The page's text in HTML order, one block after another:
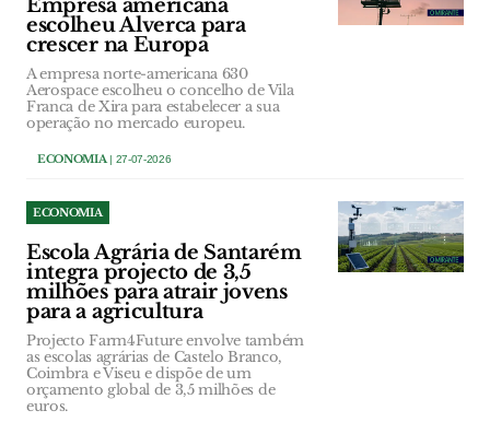
Empresa americana
escolheu Alverca para
crescer na Europa
A empresa norte-americana 630
Aerospace escolheu o concelho de Vila
Franca de Xira para estabelecer a sua
operação no mercado europeu.
ECONOMIA| 27-07-2026
ECONOMIA
Escola Agrária de Santarém
integra projecto de 3,5
milhões para atrair jovens
para a agricultura
Projecto Farm4Future envolve também
as escolas agrárias de Castelo Branco,
Coimbra e Viseu e dispõe de um
orçamento global de 3,5 milhões de
euros.